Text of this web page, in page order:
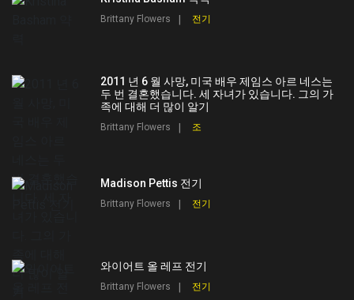
Brittany Flowers 전기
2011 년 6 월 사망, 미국 배우 제임스 아르 네스는
두 번 결혼했습니다. 세 자녀가 있습니다. 그의 가
족에 대해 더 많이 알기
Brittany Flowers 조
Madison Pettis 전기
Brittany Flowers 전기
와이어트 올 레프 전기
Brittany Flowers 전기